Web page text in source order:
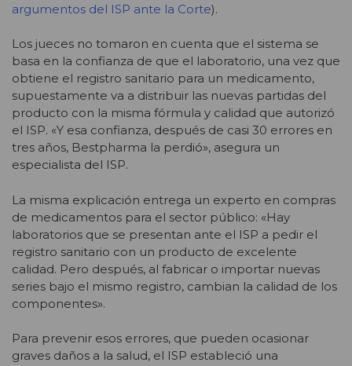
argumentos del ISP ante la Corte).
Los jueces no tomaron en cuenta que el sistema se
basa en la confianza de que el laboratorio, una vez que
obtiene el registro sanitario para un medicamento,
supuestamente va a distribuir las nuevas partidas del
producto con la misma fórmula y calidad que autorizó
el ISP. «Y esa confianza, después de casi 30 errores en
tres años, Bestpharma la perdió», asegura un
especialista del ISP.
La misma explicación entrega un experto en compras
de medicamentos para el sector público: «Hay
laboratorios que se presentan ante el ISP a pedir el
registro sanitario con un producto de excelente
calidad. Pero después, al fabricar o importar nuevas
series bajo el mismo registro, cambian la calidad de los
componentes».
Para prevenir esos errores, que pueden ocasionar
graves daños a la salud, el ISP estableció una